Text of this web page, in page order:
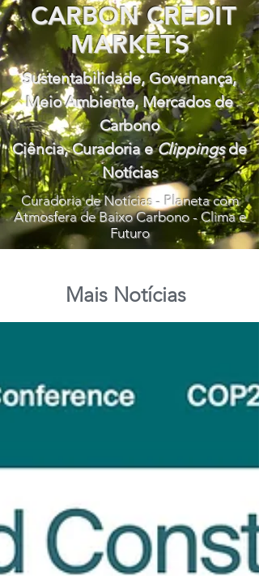
CARBON CREDIT
MARKETS
Sustentabilidade, Governança,
Meio Ambiente, Mercados de
Carbono
Ciência, Curadoria eClippingsde
Notícias
Curadoria de Notícias - Planeta com
Atmosfera de Baixo Carbono - Clima e
Futuro
Mais Notícias